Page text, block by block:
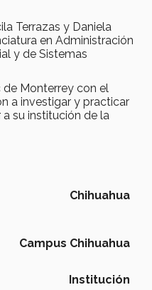
Terrazas y Daniela
en Administración
y de Sistemas
Monterrey con el
a investigar y practicar
su institución de la
Chihuahua
Campus Chihuahua
Institución